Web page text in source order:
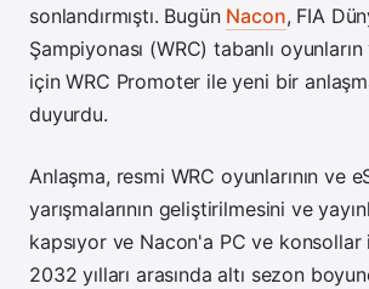
sonlandırmıştı. Bugün Nacon, FIA
Şampiyonası (WRC) tabanlı oyunların
için WRC Promoter ile yeni bir
duyurdu.
Anlaşma, resmi WRC oyunlarının ve
yarışmalarının geliştirilmesini ve
kapsıyor ve Nacon'a PC ve
2032 yılları arasında altı sezon